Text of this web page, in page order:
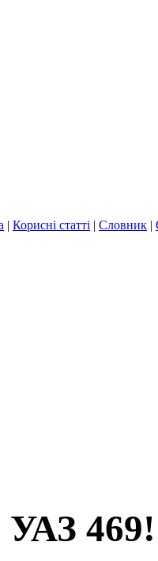
| Корисні статті | Словник |